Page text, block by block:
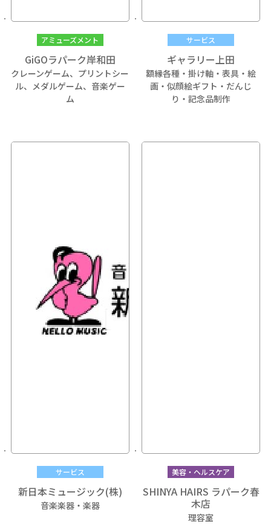
アミューズメント
GiGOラパーク岸和田
クレーンゲーム、プリントシー
ル、メダルゲーム、音楽ゲー
ム
サービス
ギャラリー上田
額縁各種・掛け軸・表具・絵
画・似顔絵ギフト・だんじ
り・記念品制作
サービス
新日本ミュージック(株)
音楽楽器・楽器
美容・ヘルスケア
SHINYA HAIRS ラパーク春
木店
理容室